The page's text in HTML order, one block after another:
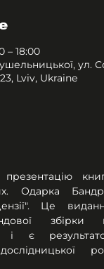
– 18:00
ул.
Lviv, Ukraine
Одарка
Це
збірки
і є